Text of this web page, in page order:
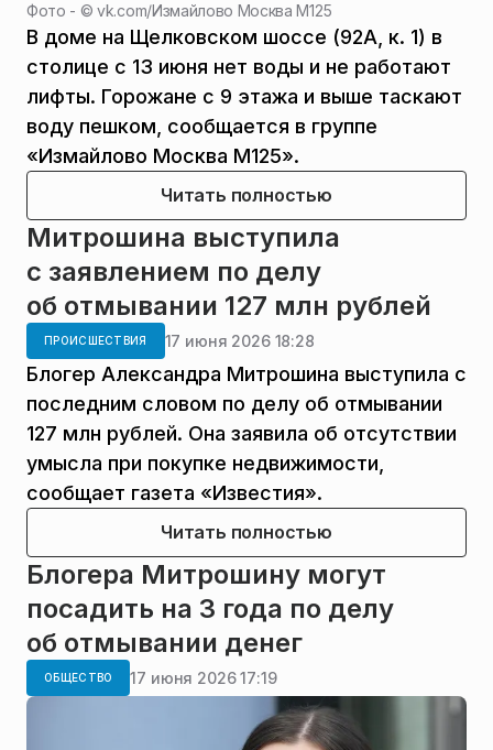
Фото - ©vk.com/Измайлово Москва М125
В доме на Щелковском шоссе (92А, к. 1) в
столице с 13 июня нет воды и не работают
лифты. Горожане с 9 этажа и выше таскают
воду пешком, сообщается в группе
«Измайлово Москва М125».
Читать полностью
Митрошина выступила
с заявлением по делу
об отмывании 127 млн рублей
ПРОИСШЕСТВИЯ 17 июня 2026 18:28
Блогер Александра Митрошина выступила с
последним словом по делу об отмывании
127 млн рублей. Она заявила об отсутствии
умысла при покупке недвижимости,
сообщает газета «Известия».
Читать полностью
Блогера Митрошину могут
посадить на 3 года по делу
об отмывании денег
ОБЩЕСТВО 17 июня 2026 17:19